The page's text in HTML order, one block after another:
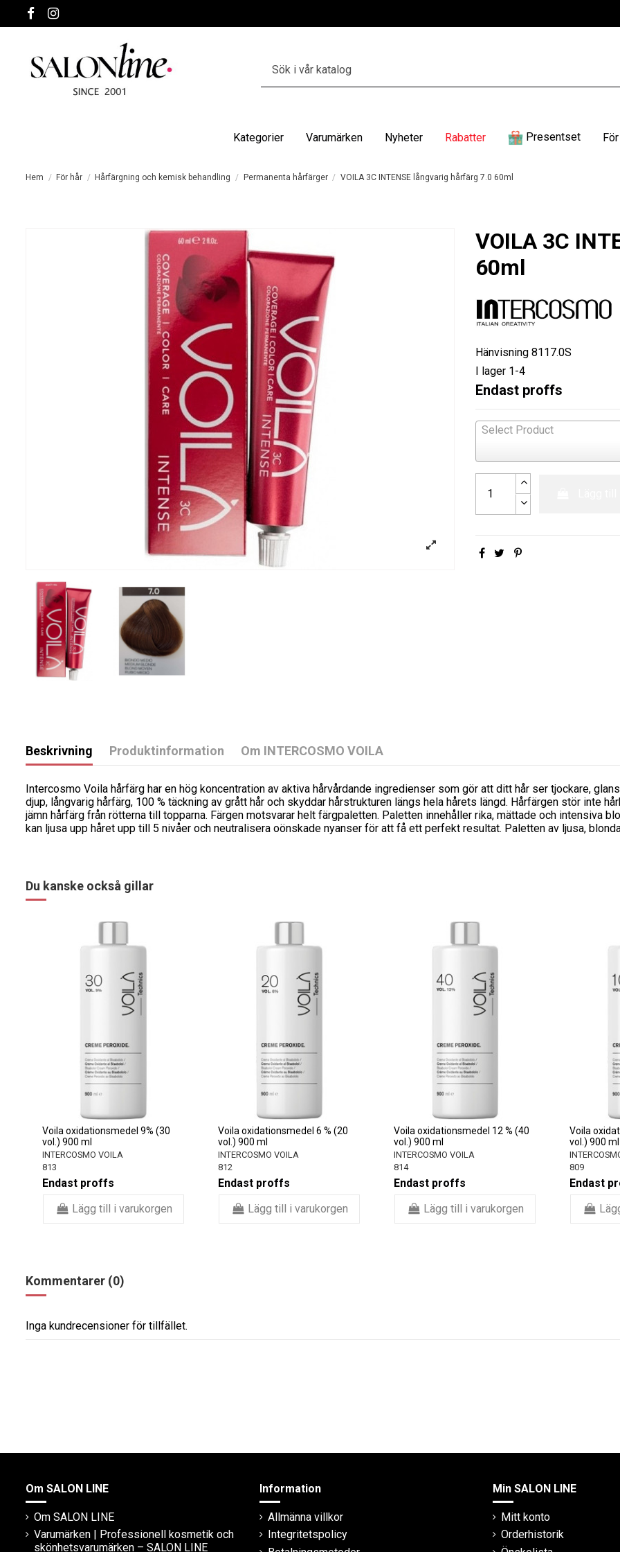
Kategorier Varumärken Nyheter Rabatter Presentset
Hem För hår Hårfärgning och kemisk behandling Permanenta hårfärger VOILA 3C INTENSE långvarig hårfärg 7.0 60ml
VOILA 3C
60ml
Hänvisning 8117.0S
I lager 1-4
Endast proffs
Select Product
Beskrivning Produktinformation Om INTERCOSMO VOILA
Intercosmo Voila hårfärg har en hög koncentration av aktiva hårvårdande ingredienser som gör att ditt hår ser tjockare,
djup, långvarig hårfärg, 100 % täckning av grått hår och skyddar hårstrukturen längs hela hårets längd. Hårfärgen stör inte
jämn hårfärg från rötterna till topparna. Färgen motsvarar helt färgpaletten. Paletten innehåller rika, mättade och intensiva
kan ljusa upp håret upp till 5 nivåer och neutralisera oönskade nyanser för att få ett perfekt resultat. Paletten av ljusa,
Du kanske också gillar
Voila oxidationsmedel 9% (30
vol.) 900 ml
INTERCOSMO VOILA
813
Endast proffs
Lägg till i varukorgen
Voila oxidationsmedel 6 % (20
vol.) 900 ml
INTERCOSMO VOILA
812
Endast proffs
Lägg till i varukorgen
Voila oxidationsmedel 12 % (40
vol.) 900 ml
INTERCOSMO VOILA
814
Endast proffs
Lägg till i varukorgen
Voila
vol.) 900 ml
809
Endast
Kommentarer (0)
Inga kundrecensioner för tillfället.
Om SALON LINE
Om SALON LINE
Varumärken | Professionell kosmetik och
skönhetsvarumärken – SALON LINE
Information
Allmänna villkor
Integritetspolicy
Min SALON LINE
Mitt konto
Orderhistorik